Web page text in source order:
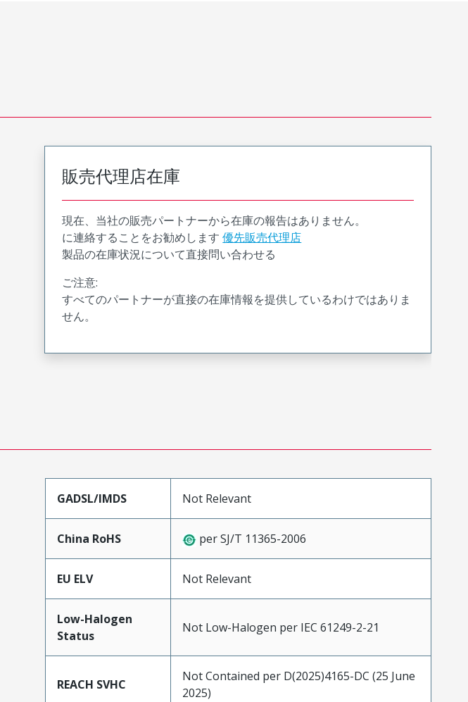
販売代理店在庫
現在、当社の販売パートナーから在庫の報告はありません。
に連絡することをお勧めします 優先販売代理店
製品の在庫状況について直接問い合わせる
ご注意:
すべてのパートナーが直接の在庫情報を提供しているわけではありま
せん。
GADSL/IMDS Not Relevant
China RoHS per SJ/T 11365-2006
EU ELV Not Relevant
Low-Halogen
Status
Not Low-Halogen per IEC 61249-2-21
REACH SVHC
Not Contained per D(2025)4165-DC (25 June
2025)